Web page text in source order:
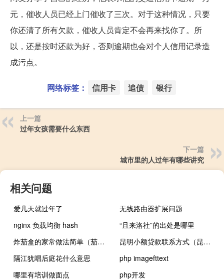
元，催收人员已经上门催收了三次。对于这种情况，只要
你还清了所有欠款，催收人员肯定不会再来找你了。所
以，还是按时还款为好，否则逾期也会对个人信用记录造
成污点。
网络标签： 信用卡 追债 银行
上一篇
过年女孩需要什么东西
下一篇
城市里的人过年有哪些讲究
相关问题
爱几天就过年了
无线路由器扩展问题
nginx 负载均衡 hash
“且来洛社”的出处是哪里
炸茄盒的家常做法简单（茄盒怎么做 如何做 炸茄盒的家常做法大全）
昆明小额贷款联系方式（昆明哪里能办个人小额贷款）
隔江犹唱后庭花什么意思
php imagefttext
哪里有培训做面点
php开发